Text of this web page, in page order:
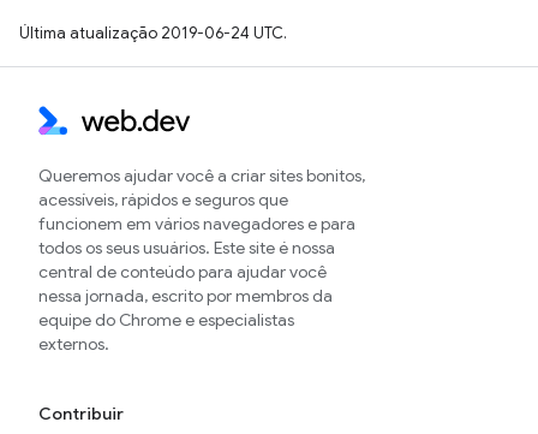
Última atualização 2019-06-24 UTC.
Queremos ajudar você a criar sites bonitos,
acessíveis, rápidos e seguros que
funcionem em vários navegadores e para
todos os seus usuários. Este site é nossa
central de conteúdo para ajudar você
nessa jornada, escrito por membros da
equipe do Chrome e especialistas
externos.
Contribuir